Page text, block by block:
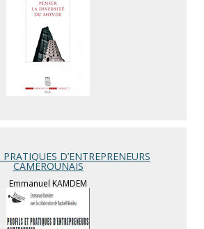
D’ENTREPRENEURS
CAMEROUNAIS
Emmanuel KAMDEM